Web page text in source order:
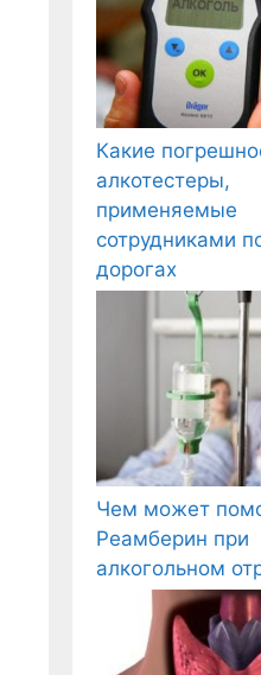
Какие
алкотестеры,
применяемые
сотрудниками
дорогах
Чем может
Реамберин при
алкогольном